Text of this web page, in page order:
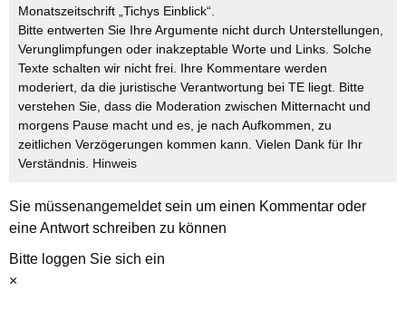
Monatszeitschrift „Tichys Einblick“.
Bitte entwerten Sie Ihre Argumente nicht durch Unterstellungen,
Verunglimpfungen oder inakzeptable Worte und Links. Solche
Texte schalten wir nicht frei. Ihre Kommentare werden
moderiert, da die juristische Verantwortung bei TE liegt. Bitte
verstehen Sie, dass die Moderation zwischen Mitternacht und
morgens Pause macht und es, je nach Aufkommen, zu
zeitlichen Verzögerungen kommen kann. Vielen Dank für Ihr
Verständnis. Hinweis
Sie müssenangemeldetsein um einen Kommentar oder
eine Antwort schreiben zu können
Bitte loggen Sie sich ein
×